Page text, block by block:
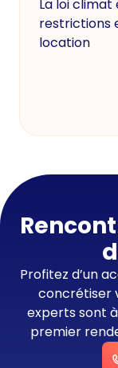
La loi climat
restrictions
location
Profitez d’un
concrétiser
experts sont
premier